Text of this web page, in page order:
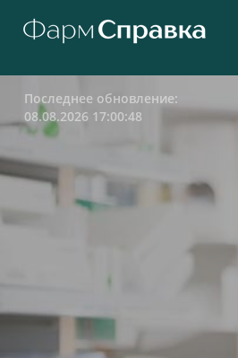
Последнее обновление:
08.08.2026 17:00:48